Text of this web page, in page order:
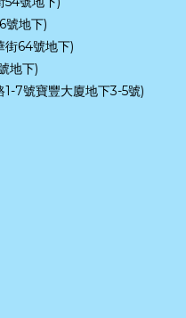
號地下)
街64號地下)
地下)
7號寶豐大廈地下3-5號)